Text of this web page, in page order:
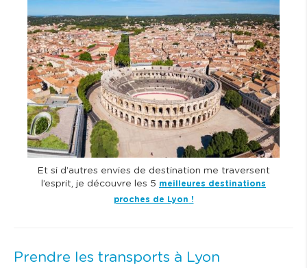
m
a
g
e
Et si d’autres envies de destination me traversent
l’esprit, je découvre les 5 meilleures destinations
proches de Lyon !
Prendre les transports à Lyon